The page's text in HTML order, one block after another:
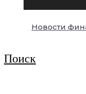
Новости
Поиск